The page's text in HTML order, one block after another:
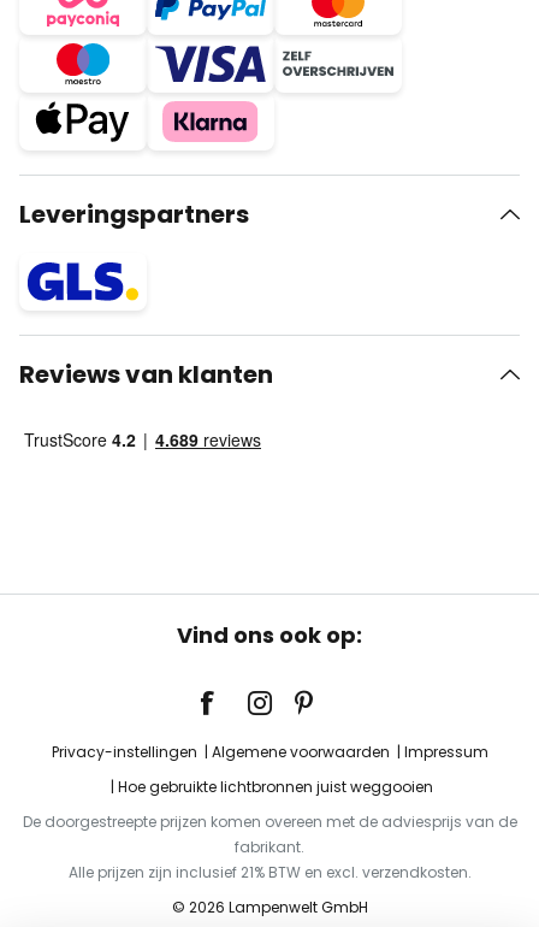
Leveringspartners
Reviews van klanten
Vind ons ook op:
Privacy-instellingen Algemene voorwaarden
Impressum
Hoe gebruikte lichtbronnen juist weggooien
De doorgestreepte prijzen komen overeen met de adviesprijs van de
fabrikant.
Alle prijzen zijn inclusief 21% BTW en excl. verzendkosten.
© 2026 Lampenwelt GmbH